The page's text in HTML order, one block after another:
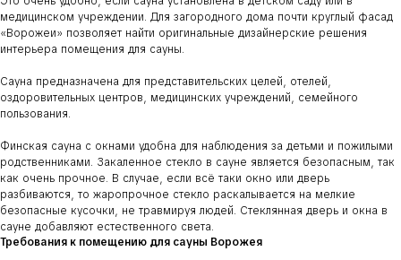
медицинском учреждении. Для загородного дома почти круглый фасад
«Ворожеи» позволяет найти оригинальные дизайнерские решения
интерьера помещения для сауны.
Сауна предназначена для представительских целей, отелей,
оздоровительных центров, медицинских учреждений, семейного
пользования.
Финская сауна с окнами удобна для наблюдения за детьми и пожилыми
родственниками. Закаленное стекло в сауне является безопасным, так
как очень прочное. В случае, если всё таки окно или дверь
разбиваются, то жаропрочное стекло раскалывается на мелкие
безопасные кусочки, не травмируя людей. Стеклянная дверь и окна в
сауне добавляют естественного света.
Требования к помещению для сауны Ворожея